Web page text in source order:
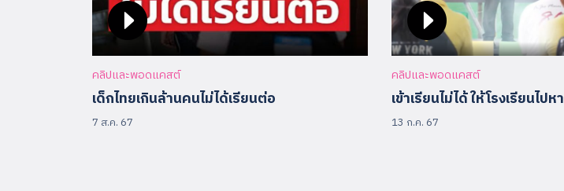
คลิปและพอดแคสต์
เด็กไทยเกินล้านคนไม่ได้เรียนต่อ
7 ส.ค. 67
คลิปและพอดแคสต์
เข้าเรียนไม่ได้ ให้โรงเรียนไปหา
13 ก.ค. 67